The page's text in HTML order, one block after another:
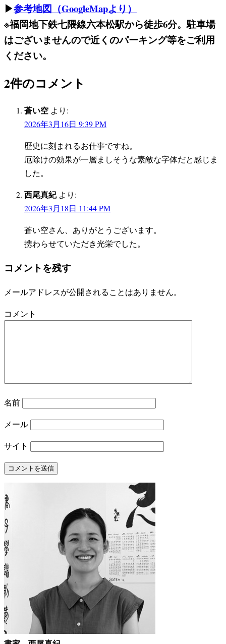
▶参考地図（GoogleMapより）
※福岡地下鉄七隈線六本松駅から徒歩6分。駐車場
はございませんので近くのパーキング等をご利用
ください。
2件のコメント
蒼い空 より:
2026年3月16日 9:39 PM
歴史に刻まれるお仕事ですね。
厄除けの効果が一層ましそうな素敵な字体だと感じま
した。
西尾真紀 より:
2026年3月18日 11:44 PM
蒼い空さん、ありがとうございます。
携わらせていただき光栄でした。
コメントを残す
メールアドレスが公開されることはありません。
コメント
名前
メール
サイト